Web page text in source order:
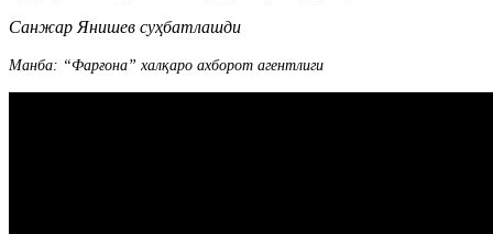
Санжар Янишев суҳбатлашди
Манба: “Фарғона” халқаро ахборот агентлиги